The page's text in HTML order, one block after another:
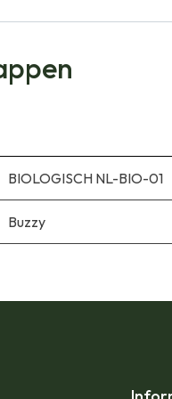
BIOLOGISCH NL-BIO-01
Buzzy